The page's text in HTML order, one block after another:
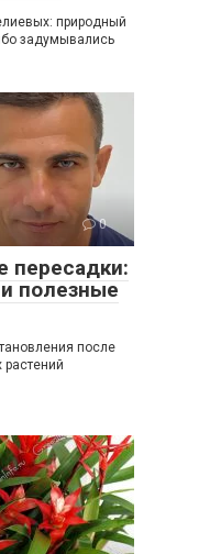
природный
задумывались
0
пересадки:
полезные
после